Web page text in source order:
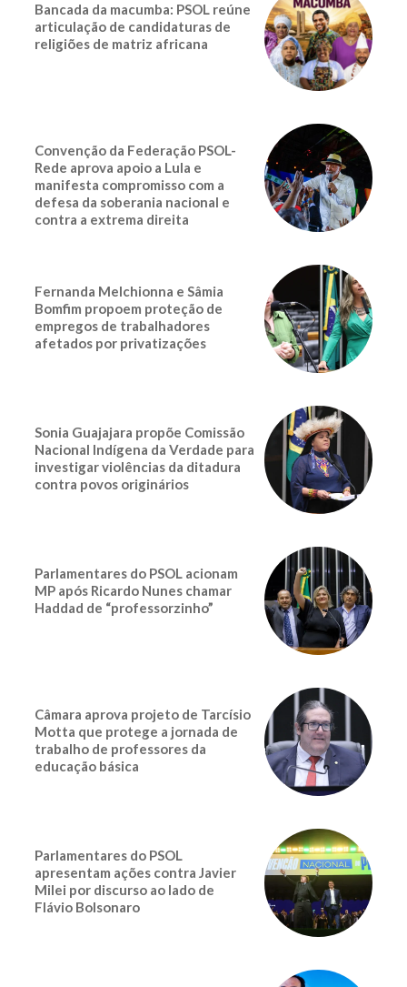
Bancada da macumba: PSOL reúne
articulação de candidaturas de
religiões de matriz africana
Convenção da Federação PSOL-
Rede aprova apoio a Lula e
manifesta compromisso com a
defesa da soberania nacional e
contra a extrema direita
Fernanda Melchionna e Sâmia
Bomfim propoem proteção de
empregos de trabalhadores
afetados por privatizações
Sonia Guajajara propõe Comissão
Nacional Indígena da Verdade para
investigar violências da ditadura
contra povos originários
Parlamentares do PSOL acionam
MP após Ricardo Nunes chamar
Haddad de “professorzinho”
Câmara aprova projeto de Tarcísio
Motta que protege a jornada de
trabalho de professores da
educação básica
Parlamentares do PSOL
apresentam ações contra Javier
Milei por discurso ao lado de
Flávio Bolsonaro